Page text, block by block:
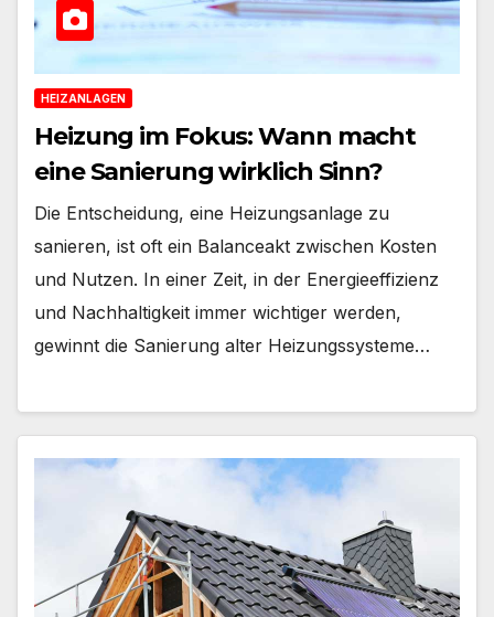
HEIZANLAGEN
Heizung im Fokus: Wann macht
eine Sanierung wirklich Sinn?
Die Entscheidung, eine Heizungsanlage zu
sanieren, ist oft ein Balanceakt zwischen Kosten
und Nutzen. In einer Zeit, in der Energieeffizienz
und Nachhaltigkeit immer wichtiger werden,
gewinnt die Sanierung alter Heizungssysteme…